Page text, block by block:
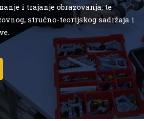
i trajanje obrazovanja, te
stručno-teorijskog sadržaja i